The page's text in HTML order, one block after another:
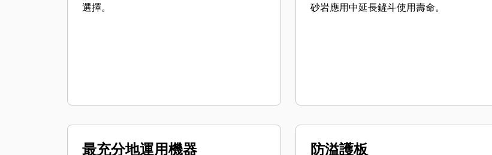
選擇。
砂岩應用中延長鏟斗使用壽命。
最充分地運用機器 防溢護板